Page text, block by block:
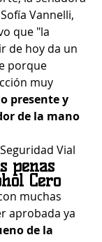
Vannelli,
que "la
de hoy da un
porque
muy
presente y
de la mano
Vial
penas
Cero
muchas
aprobada ya
de la